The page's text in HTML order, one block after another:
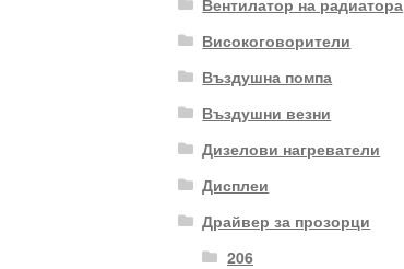
Високоговорители
Въздушна помпа
Въздушни везни
Дизелови нагреватели
Дисплеи
Драйвер за прозорци
206